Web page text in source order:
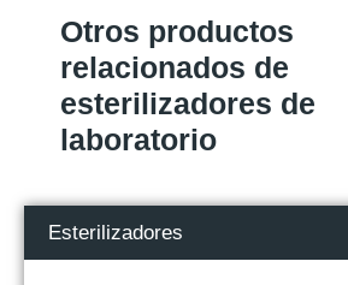
Otros productos
relacionados de
esterilizadores de
laboratorio
Esterilizadores